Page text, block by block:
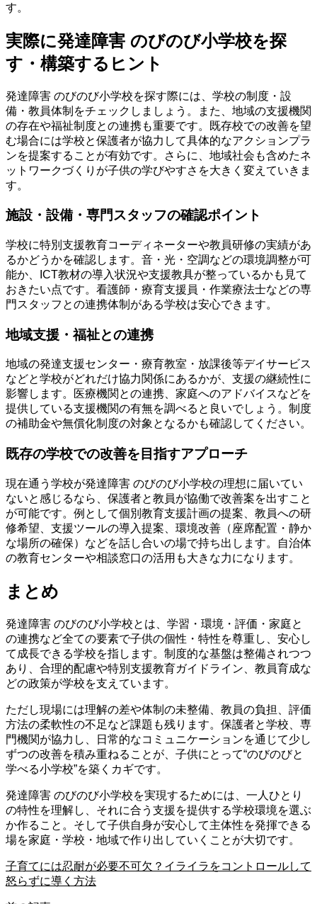
す。
実際に発達障害 のびのび小学校を探
す・構築するヒント
発達障害 のびのび小学校を探す際には、学校の制度・設
備・教員体制をチェックしましょう。また、地域の支援機関
の存在や福祉制度との連携も重要です。既存校での改善を望
む場合には学校と保護者が協力して具体的なアクションプラ
ンを提案することが有効です。さらに、地域社会も含めたネ
ットワークづくりが子供の学びやすさを大きく変えていきま
す。
施設・設備・専門スタッフの確認ポイント
学校に特別支援教育コーディネーターや教員研修の実績があ
るかどうかを確認します。音・光・空調などの環境調整が可
能か、ICT教材の導入状況や支援教具が整っているかも見て
おきたい点です。看護師・療育支援員・作業療法士などの専
門スタッフとの連携体制がある学校は安心できます。
地域支援・福祉との連携
地域の発達支援センター・療育教室・放課後等デイサービス
などと学校がどれだけ協力関係にあるかが、支援の継続性に
影響します。医療機関との連携、家庭へのアドバイスなどを
提供している支援機関の有無を調べると良いでしょう。制度
の補助金や無償化制度の対象となるかも確認してください。
既存の学校での改善を目指すアプローチ
現在通う学校が発達障害 のびのび小学校の理想に届いてい
ないと感じるなら、保護者と教員が協働で改善案を出すこと
が可能です。例として個別教育支援計画の提案、教員への研
修希望、支援ツールの導入提案、環境改善（座席配置・静か
な場所の確保）などを話し合いの場で持ち出します。自治体
の教育センターや相談窓口の活用も大きな力になります。
まとめ
発達障害 のびのび小学校とは、学習・環境・評価・家庭と
の連携など全ての要素で子供の個性・特性を尊重し、安心し
て成長できる学校を指します。制度的な基盤は整備されつつ
あり、合理的配慮や特別支援教育ガイドライン、教員育成な
どの政策が学校を支えています。
ただし現場には理解の差や体制の未整備、教員の負担、評価
方法の柔軟性の不足など課題も残ります。保護者と学校、専
門機関が協力し、日常的なコミュニケーションを通じて少し
ずつの改善を積み重ねることが、子供にとって“のびのびと
学べる小学校”を築くカギです。
発達障害 のびのび小学校を実現するためには、一人ひとり
の特性を理解し、それに合う支援を提供する学校環境を選ぶ
か作ること。そして子供自身が安心して主体性を発揮できる
場を家庭・学校・地域で作り出していくことが大切です。
子育てには忍耐が必要不可欠？イライラをコントロールして
怒らずに導く方法